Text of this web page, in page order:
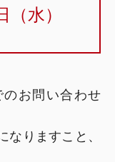
（水）
お問い合わせ
なりますこと、